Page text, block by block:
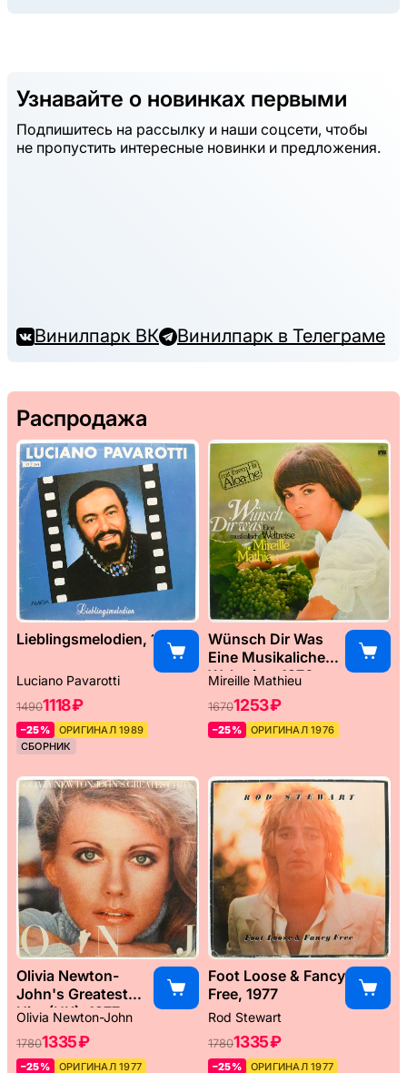
Узнавайте о новинках первыми
Подпишитесь на рассылку и наши соцсети, чтобы
не пропустить интересные новинки и предложения.
Винилпарк ВК Винилпарк в Телеграме
Распродажа
Lieblingsmelodien, 1989
Luciano Pavarotti
14901118 ₽
–25%
ОРИГИНАЛ 1989
СБОРНИК
Wünsch Dir Was
Eine Musikaliche
Weltreise, 1976
Mireille Mathieu
16701253 ₽
–25% ОРИГИНАЛ 1976
Olivia Newton-
John's Greatest
Hits (UK), 1977
Olivia Newton-John
17801335 ₽
–25% ОРИГИНАЛ 1977
Foot Loose & Fancy
Free, 1977
Rod Stewart
17801335 ₽
–25% ОРИГИНАЛ 1977